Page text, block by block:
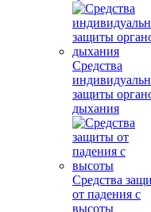
Средства
защиты
дыхания
Средства
от падения с
высоты